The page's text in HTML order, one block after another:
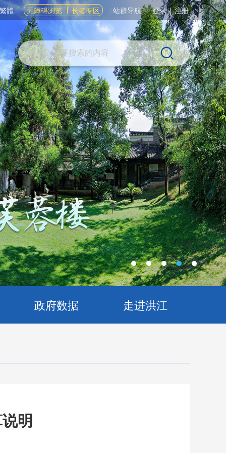
繁體 无障碍浏览 长者专区 站群导航 登录|注册
政府数据 走进洪江
明